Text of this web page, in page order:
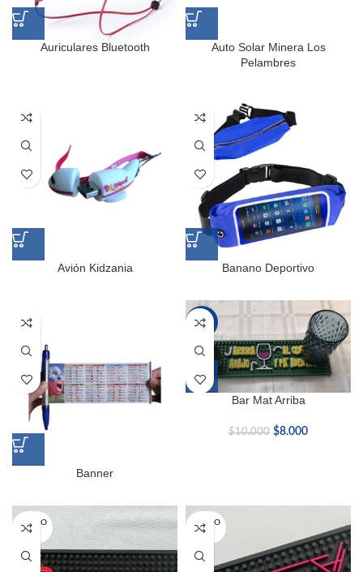
Auriculares Bluetooth
Auto Solar Minera Los
Pelambres
Avión Kidzania Banano Deportivo
Banner
-20%
Bar Mat Arriba
$10.000 $8.000
SOLD O
UT
SOLD O
UT